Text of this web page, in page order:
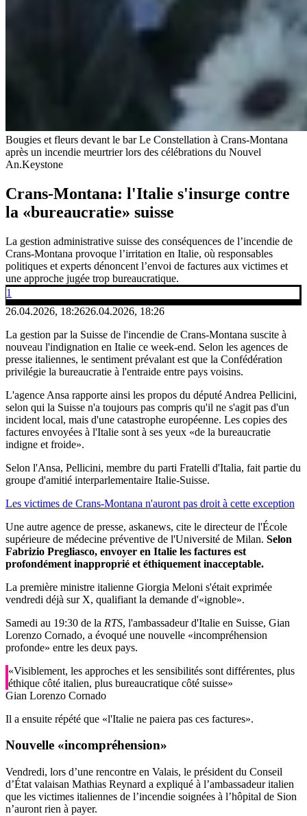
Bougies et fleurs devant le bar Le Constellation à Crans-Montana
après un incendie meurtrier lors des célébrations du Nouvel
An.Keystone
Crans-Montana: l'Italie s'insurge contre
la «bureaucratie» suisse
La gestion administrative suisse des conséquences de l’incendie de
Crans-Montana provoque l’irritation en Italie, où responsables
politiques et experts dénoncent l’envoi de factures aux victimes et
une approche jugée trop bureaucratique.
1
26.04.2026, 18:2626.04.2026, 18:26
La gestion par la Suisse de l'incendie de Crans-Montana suscite à
nouveau l'indignation en Italie ce week-end. Selon les agences de
presse italiennes, le sentiment prévalant est que la Confédération
privilégie la bureaucratie à l'entraide entre pays voisins.
L'agence Ansa rapporte ainsi les propos du député Andrea Pellicini,
selon qui la Suisse n'a toujours pas compris qu'il ne s'agit pas d'un
incident local, mais d'une catastrophe européenne. Les copies des
factures envoyées à l'Italie sont à ses yeux «de la bureaucratie
indigne et froide».
Selon l'Ansa, Pellicini, membre du parti Fratelli d'Italia, fait partie du
groupe d'amitié interparlementaire Italie-Suisse.
Les victimes de Crans-Montana n'auront pas droit à cette exception
Une autre agence de presse, askanews, cite le directeur de l'École
supérieure de médecine préventive de l'Université de Milan. Selon
Fabrizio Pregliasco, envoyer en Italie les factures est
profondément inapproprié et éthiquement inacceptable.
La première ministre italienne Giorgia Meloni s'était exprimée
vendredi déjà sur X, qualifiant la demande d'«ignoble».
Samedi au 19:30 de la RTS, l'ambassadeur d'Italie en Suisse, Gian
Lorenzo Cornado, a évoqué une nouvelle «incompréhension
profonde» entre les deux pays.
«Visiblement, les approches et les sensibilités sont différentes, plus
éthique côté italien, plus bureaucratique côté suisse»
Gian Lorenzo Cornado
Il a ensuite répété que «l'Italie ne paiera pas ces factures».
Nouvelle «incompréhension»
Vendredi, lors d’une rencontre en Valais, le président du Conseil
d’État valaisan Mathias Reynard a expliqué à l’ambassadeur italien
que les victimes italiennes de l’incendie soignées à l’hôpital de Sion
n’auront rien à payer.